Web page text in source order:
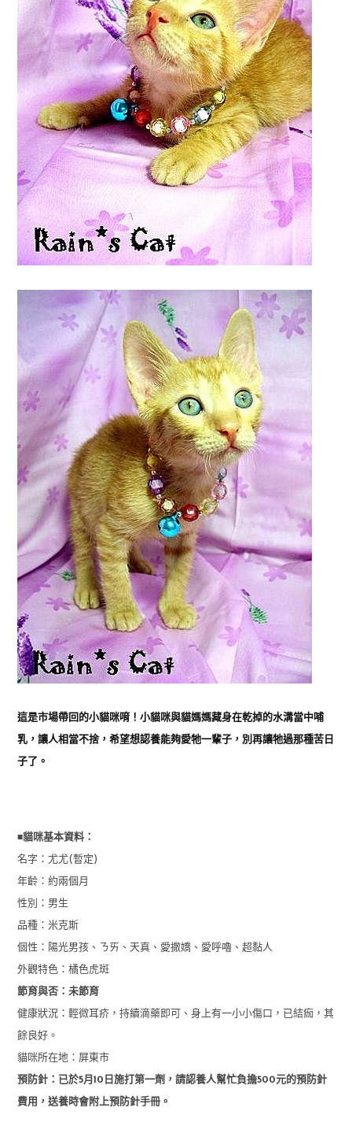
這是市場帶回的小貓咪唷！小貓咪與貓媽媽藏身在乾掉的水溝當中哺
乳，讓人相當不捨，希望想認養能夠愛牠一輩子，別再讓牠過那種苦日
子了。
■貓咪基本資料：
名字：尤尤(暫定)
年齡：約兩個月
性別：男生
品種：米克斯
個性：陽光男孩、ㄋㄞ、天真、愛撒嬌、愛呼嚕、超黏人
外觀特色：橘色虎斑
節育與否：未節育
健康狀況：輕微耳疥，持續滴藥即可、身上有一小小傷口，已結痂，其
餘良好。
貓咪所在地：屏東市
預防針：已於5月10日施打第一劑，請認養人幫忙負擔500元的預防針
費用，送養時會附上預防針手冊。